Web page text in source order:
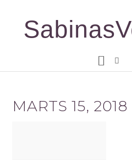
indholdet
MARTS 15, 2018